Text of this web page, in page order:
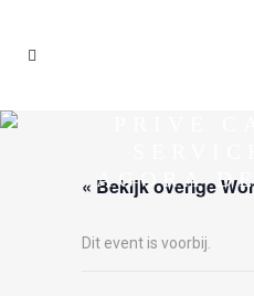
AGORA
« Bekijk overige
Dit event is voorbij.